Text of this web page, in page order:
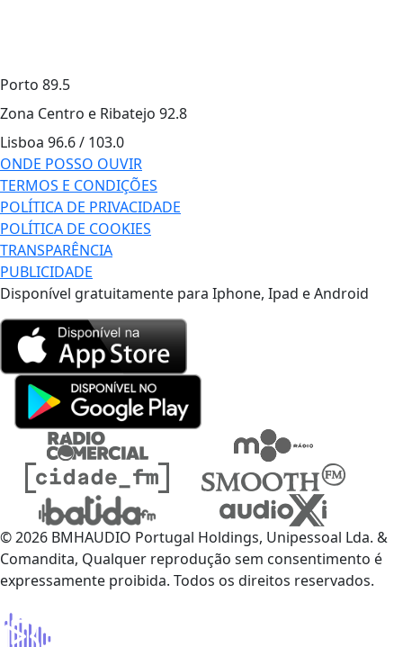
Porto 89.5
Zona Centro e Ribatejo 92.8
Lisboa 96.6 / 103.0
ONDE POSSO OUVIR
TERMOS E CONDIÇÕES
POLÍTICA DE PRIVACIDADE
POLÍTICA DE COOKIES
TRANSPARÊNCIA
PUBLICIDADE
Disponível gratuitamente para Iphone, Ipad e Android
© 2026 BMHAUDIO Portugal Holdings, Unipessoal Lda. &
Comandita, Qualquer reprodução sem consentimento é
expressamente proibida. Todos os direitos reservados.